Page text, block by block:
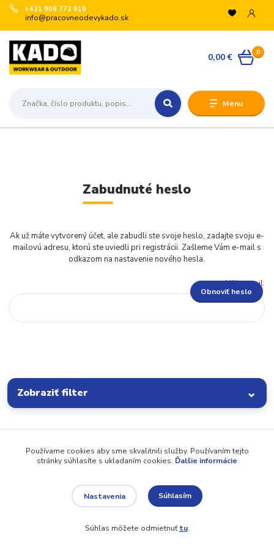
Menu
+421 908 772 919
info@pracovneodevykado.sk
0
0,00 €
Zabudnuté heslo
Ak už máte vytvorený účet, ale zabudli ste svoje heslo, zadajte svoju e-
mailovú adresu, ktorú ste uviedli pri registrácii. Zašleme Vám e-mail s
odkazom na nastavenie nového hesla.
Váš e-mail:
Obnoviť heslo
Zobraziť filter
Používame cookies aby sme skvalitnili služby. Používaním tejto
stránky súhlasíte s ukladaním cookies. Ďalšie informácie
Nastavenia Súhlasím
Súhlas môžete odmietnuťtu.